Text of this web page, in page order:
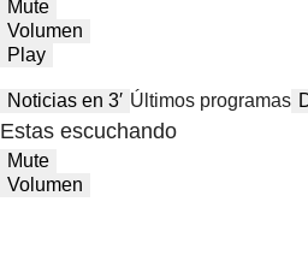
Mute
Volumen
Play
Noticias en 3′ Últimos programas
Estas escuchando
Mute
Volumen